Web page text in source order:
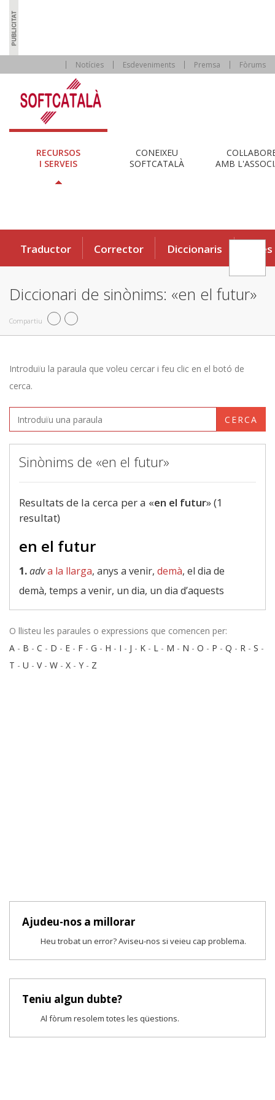
Notícies Esdeveniments Premsa Fòrums
RECURSOS
I SERVEIS
CONEIXEU
SOFTCATALÀ
AMB
Traductor Corrector Diccionaris Eines
Diccionari de sinònims: «en el futur»
Compartiu
Introduïu la paraula que voleu cercar i feu clic en el botó de
cerca.
CERCA
Sinònims de «en el futur»
Resultats de la cerca per a «en el futur» (1
resultat)
en el futur
1.adva la llarga, anys a venir, demà, el dia de
demà, temps a venir, un dia, un dia d’aquests
O llisteu les paraules o expressions que comencen per:
A - B - C - D - E - F - G - H - I - J - K - L - M - N - O - P - Q - R - S -
T - U - V- W - X - Y - Z
Ajudeu-nos a millorar
Heu trobat un error? Aviseu-nos si veieu cap problema.
Teniu algun dubte?
Al fòrum resolem totes les qüestions.